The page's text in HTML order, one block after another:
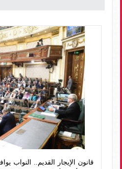
قانون الإيجار القديم.. النواب